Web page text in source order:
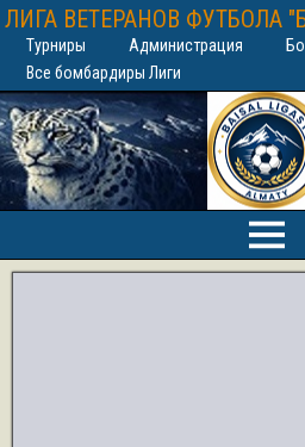
ЛИГА ВЕТЕРАНОВ ФУТБОЛА
Турниры Администрация
Все бомбардиры Лиги